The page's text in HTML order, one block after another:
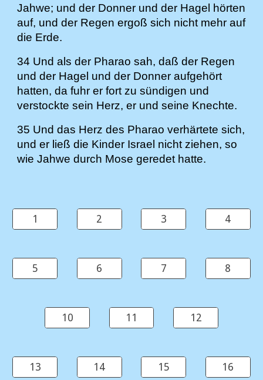
Jahwe; und der Donner und der Hagel hörten
auf, und der Regen ergoß sich nicht mehr auf
die Erde.
34 Und als der Pharao sah, daß der Regen
und der Hagel und der Donner aufgehört
hatten, da fuhr er fort zu sündigen und
verstockte sein Herz, er und seine Knechte.
35 Und das Herz des Pharao verhärtete sich,
und er ließ die Kinder Israel nicht ziehen, so
wie Jahwe durch Mose geredet hatte.
1 2 3 4
5 6 7 8
10 11 12
13 14 15 16